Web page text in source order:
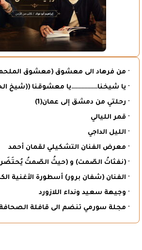
· من فرهاد الى معشوق (معشوق
· يا شيخنا………………يا معشوقنا ((شيخ
· رحلتي من دمشق إلى عمان(1)
· قمر الليالي
· الليل الداجي
· معرض الفنان التشكيلي لقمان أحمد
· (نفثاتُ الصّمت) و (حيثُ الصّمتُ
· الفنان (شفان برور) أسطورة الأغنية
· وجيهة سعيد ونداء اللازورد
· مجلة سورمي تنضم الى قافلة الصحافة